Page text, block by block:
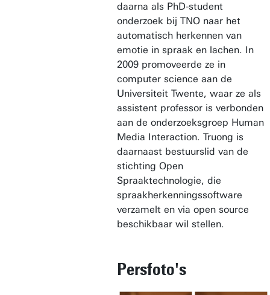
daarna als PhD-student
onderzoek bij TNO naar het
automatisch herkennen van
emotie in spraak en lachen. In
2009 promoveerde ze in
computer science aan de
Universiteit Twente, waar ze als
assistent professor is verbonden
aan de onderzoeksgroep Human
Media Interaction. Truong is
daarnaast bestuurslid van de
stichting Open
Spraaktechnologie, die
spraakherkenningssoftware
verzamelt en via open source
beschikbaar wil stellen.
Persfoto's